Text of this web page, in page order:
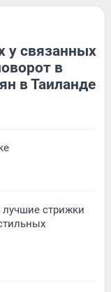
у связанных
в
в Таиланде
стрижки